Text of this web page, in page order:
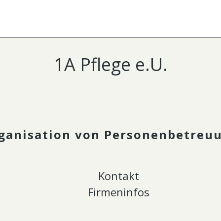
1A Pflege e.U.
von
Kontakt
Firmeninfos